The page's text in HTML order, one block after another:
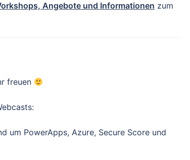
Angebote und Informationen zum
freuen
um PowerApps, Azure, Secure Score und